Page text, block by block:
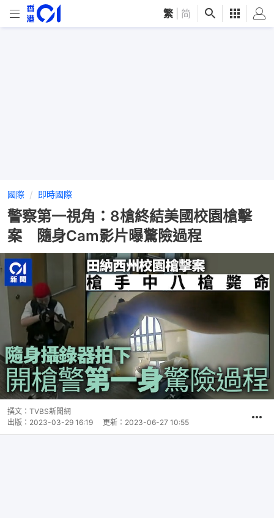
繁 简
國際 即時國際
警察第一視角：8槍終結美國校園槍擊
案 隨身Cam影片曝驚險過程
撰文： TVBS新聞網
出版： 2023-03-29 16:19 更新： 2023-06-27 10:55